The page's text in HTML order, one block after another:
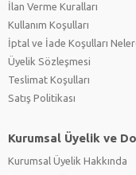
İlan Verme Kuralları
Kullanım Koşulları
İptal ve İade Koşulları
Üyelik Sözleşmesi
Teslimat Koşulları
Satış Politikası
Kurumsal Üyelik ve
Kurumsal Üyelik Hakkında